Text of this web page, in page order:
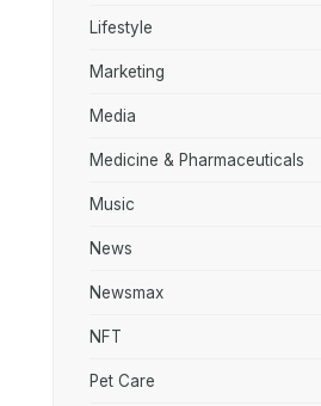
Lifestyle
Marketing
Media
Medicine & Pharmaceuticals
Music
News
Newsmax
NFT
Pet Care